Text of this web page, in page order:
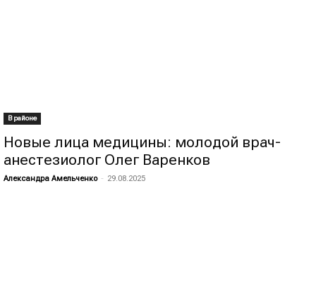
В районе
Новые лица медицины: молодой врач-
анестезиолог Олег Варенков
Александра Амельченко - 29.08.2025